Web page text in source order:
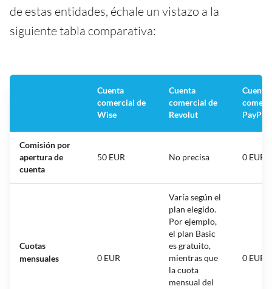
de estas entidades, échale un vistazo a la
siguiente tabla comparativa:
Cuenta
comercial de
Wise
Cuenta
comercial de
Revolut
Cuenta
PayPal
Comisión por
apertura de
cuenta
50 EUR No precisa 0 EUR
Cuotas
mensuales
0 EUR
Varía según el
plan elegido.
Por ejemplo,
el plan Basic
es gratuito,
mientras que
la cuota
mensual del
0 EUR